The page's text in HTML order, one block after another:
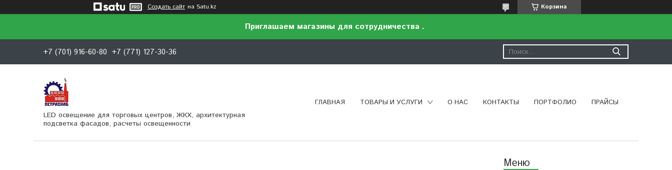
Создать сайт на Satu.kz Корзина
Приглашаем магазины для сотрудничества .
+7 (701) 916-60-80 +7 (771) 127-30-36
LED освещение для торговых центров, ЖКХ, архитектурная
подсветка фасадов, расчеты освещенности
ГЛАВНАЯ ТОВАРЫ И УСЛУГИ О НАС КОНТАКТЫ ПОРТФОЛИО ПРАЙСЫ